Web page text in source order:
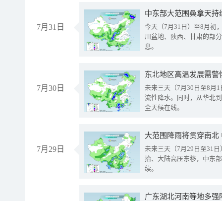
7月31日
中东部大范围桑拿天
今天（7月31日）至8月初
川盆地、陕西、甘肃的部
息。
7月30日
东北地区高温发展需
未来三天（7月30日至8月
流性降水。同时，从华北
全天候在线。
7月29日
大范围降雨将贯穿南
未来三天（7月29日至31
抬、大陆高压东移，中东
续。
广东湖北河南等地多